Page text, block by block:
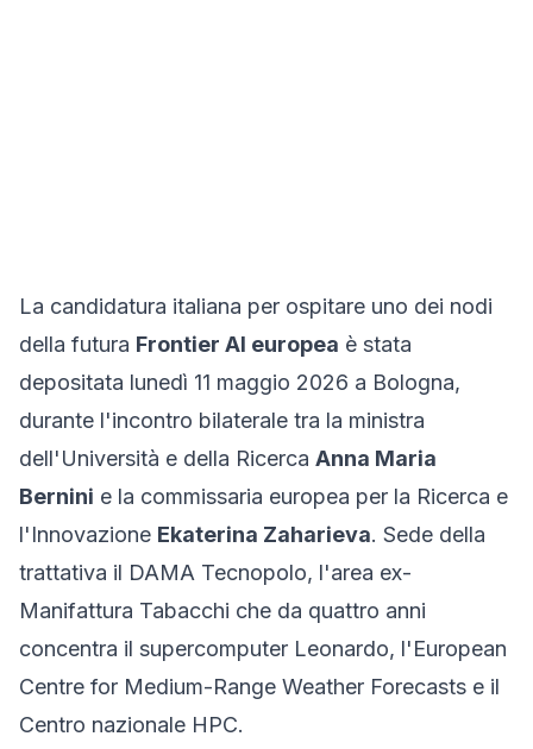
La candidatura italiana per ospitare uno dei nodi
della futura Frontier AI europea è stata
depositata lunedì 11 maggio 2026 a Bologna,
durante l'incontro bilaterale tra la ministra
dell'Università e della Ricerca Anna Maria
Bernini e la commissaria europea per la Ricerca e
l'Innovazione Ekaterina Zaharieva. Sede della
trattativa il DAMA Tecnopolo, l'area ex-
Manifattura Tabacchi che da quattro anni
concentra il supercomputer Leonardo, l'European
Centre for Medium-Range Weather Forecasts e il
Centro nazionale HPC.